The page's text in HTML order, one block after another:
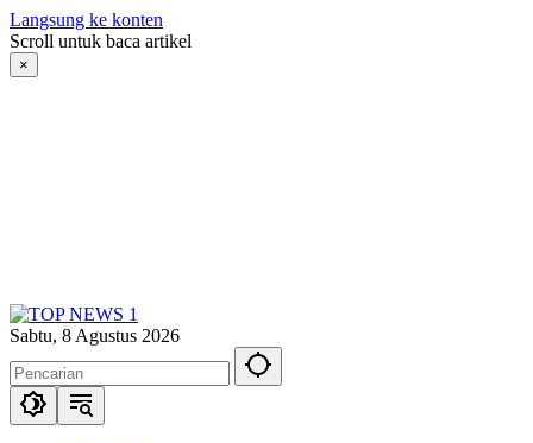
Langsung ke konten
Scroll untuk baca artikel
×
Sabtu, 8 Agustus 2026